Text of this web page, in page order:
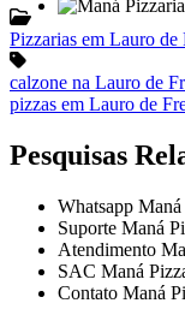
Pizzarias em Lauro de
calzone na Lauro de
pizzas em Lauro de
Pesquisas
Whatsapp Maná
Suporte Maná
Atendimento
SAC Maná
Contato Maná